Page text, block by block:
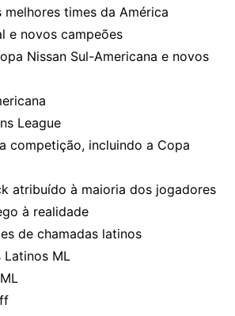
melhores times da América
e novos campeões
Nissan Sul-Americana e novos
League
competição, incluindo a Copa
atribuído à maioria dos jogadores
à realidade
de chamadas latinos
Latinos ML